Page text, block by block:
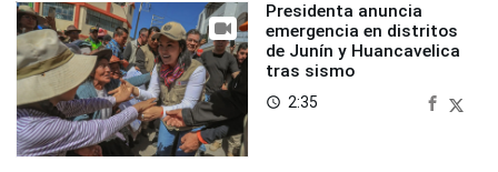
Presidenta anuncia
emergencia en distritos
de Junín y Huancavelica
tras sismo
access_time 2:35